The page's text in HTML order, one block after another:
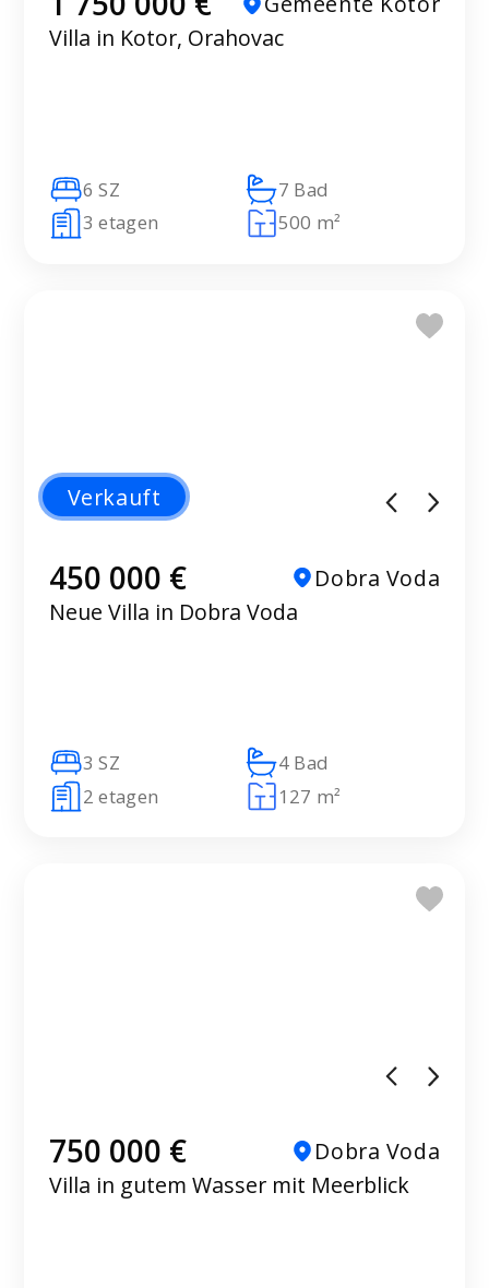
Villa in Kotor, Orahovac
6 SZ
7 Bad
3 etagen
500 m²
Verkauft
450 000 €
Dobra Voda
Neue Villa in Dobra Voda
3 SZ
4 Bad
2 etagen
127 m²
750 000 €
Dobra Voda
Villa in gutem Wasser mit Meerblick